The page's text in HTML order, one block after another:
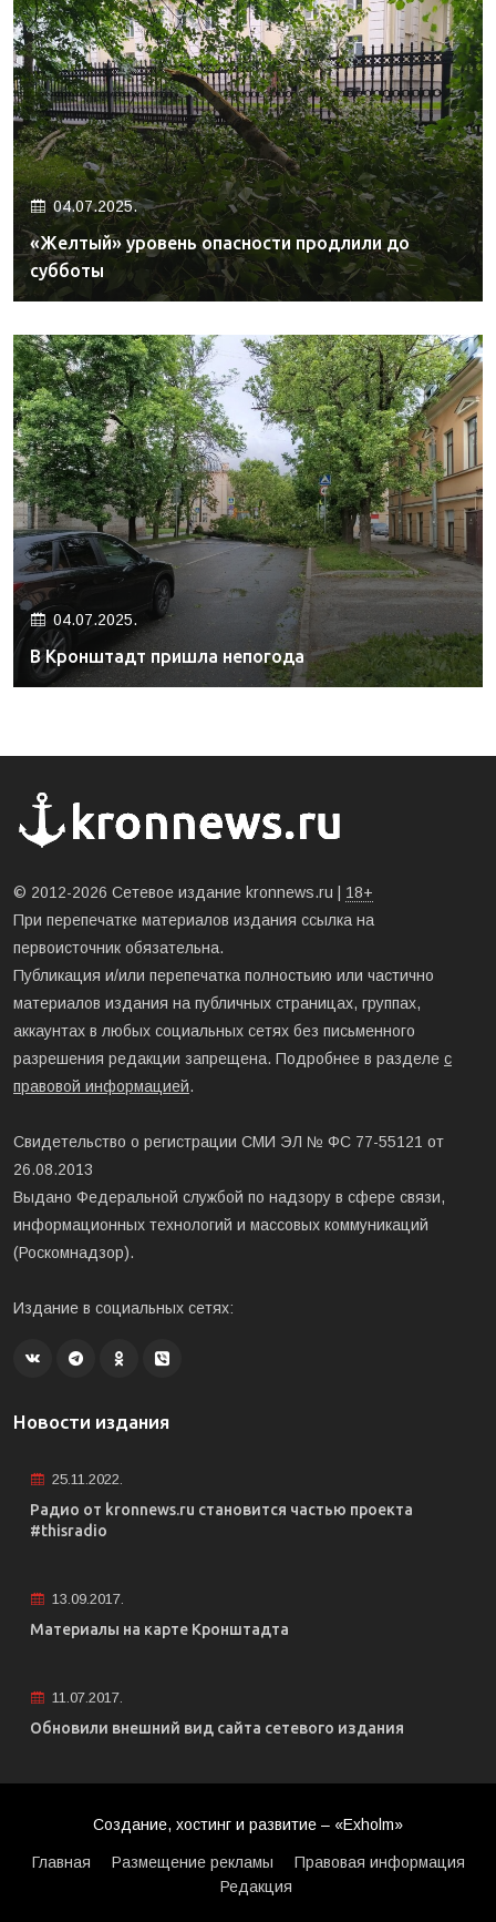
04.07.2025.
«Желтый» уровень опасности продлили до
субботы
04.07.2025.
В Кронштадт пришла непогода
© 2012-2026 Сетевое издание kronnews.ru | 18+
При перепечатке материалов издания ссылка на
первоисточник обязательна.
Публикация и/или перепечатка полностьию или частично
материалов издания на публичных страницах, группах,
аккаунтах в любых социальных сетях без письменного
разрешения редакции запрещена. Подробнее в разделе с
правовой информацией.
Свидетельство о регистрации СМИ ЭЛ № ФС 77-55121 от
26.08.2013
Выдано Федеральной службой по надзору в сфере связи,
информационных технологий и массовых коммуникаций
(Роскомнадзор).
Издание в социальных сетях:
Новости издания
25.11.2022.
Радио от kronnews.ru становится частью проекта
#thisradio
13.09.2017.
Материалы на карте Кронштадта
11.07.2017.
Обновили внешний вид сайта сетевого издания
Создание, хостинг и развитие – «Exholm»
Главная Размещение рекламы
Правовая информация
Редакция